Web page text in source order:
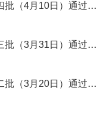
关于公布2025届毕业生违约申请第四批（4月10日）通过学生名单的通告
关于公布2025届毕业生违约申请第三批（3月31日）通过学生名单的通告
关于公布2025届毕业生违约申请第二批（3月20日）通过学生名单的通告